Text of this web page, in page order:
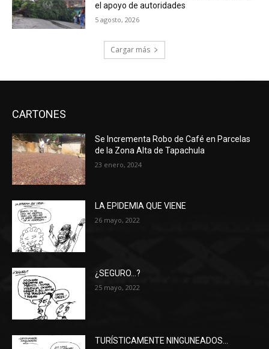
el apoyo de autoridades
5 agosto, 2026
Cargar más
CARTONES
Se Incrementa Robo de Café en Parcelas
de la Zona Alta de Tapachula
23 enero, 2024
LA EPIDEMIA QUE VIENE
26 mayo, 2022
¿SEGURO…?
25 mayo, 2022
TURÍSTICAMENTE NINGUNEADOS…